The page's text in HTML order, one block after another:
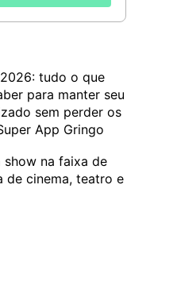
tudo o que
para manter seu
sem perder os
App Gringo
show na faixa de
de cinema, teatro e